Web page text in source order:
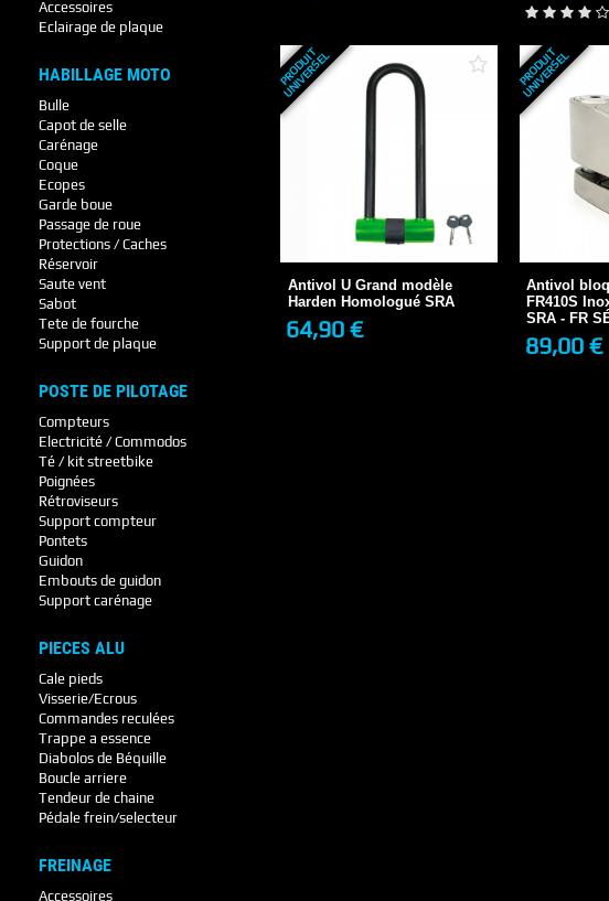
Accessoires
Eclairage de plaque
HABILLAGE MOTO
Bulle
Capot de selle
Carénage
Coque
Ecopes
Garde boue
Passage de roue
Protections / Caches
Réservoir
Saute vent
Sabot
Tete de fourche
Support de plaque
POSTE DE PILOTAGE
Compteurs
Electricité / Commodos
Té / kit streetbike
Poignées
Rétroviseurs
Support compteur
Pontets
Guidon
Embouts de guidon
Support carénage
PIECES ALU
Cale pieds
Visserie/Ecrous
Commandes reculées
Trappe a essence
Diabolos de Béquille
Boucle arriere
Tendeur de chaine
Pédale frein/selecteur
FREINAGE
Accessoires
+
P
R
O
D
U
I
T
U
N
I
V
E
R
S
E
L
Antivol U Grand modèle
Harden Homologué SRA
64,90 €
Antivol U Grand modèle
Harden Homologué SRA
64,90 €
P
R
O
D
U
I
T
U
N
I
V
E
R
S
E
L
Antivol
FR410S
SRA - FR
89,00 €
89,00 €